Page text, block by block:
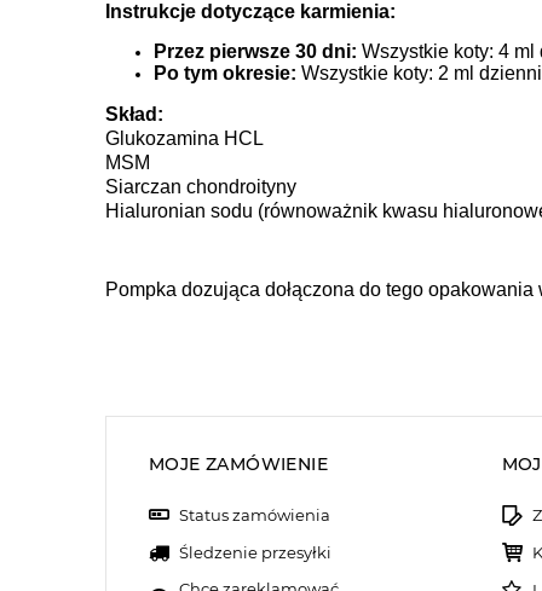
Instrukcje dotyczące karmienia:
Przez pierwsze 30 dni: Wszystkie koty: 4
Po tym okresie: Wszystkie koty: 2 ml
Skład:
Glukozamina HCL
MSM
Siarczan chondroityny
Hialuronian sodu (równoważnik kwasu
Pompka dozująca dołączona do tego opakowania
MOJE ZAMÓWIENIE
Status zamówienia
Śledzenie przesyłki